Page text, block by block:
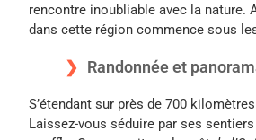
rencontre inoubliable avec la nature.
dans cette région commence sous
Randonnée et
S’étendant sur près de 700
Laissez-vous séduire par ses